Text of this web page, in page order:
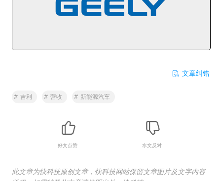
文章纠错
# 吉利 # 营收 # 新能源汽车
好文点赞 水文反对
此文章为快科技原创文章，快科技网站保留文章图片及文字内容